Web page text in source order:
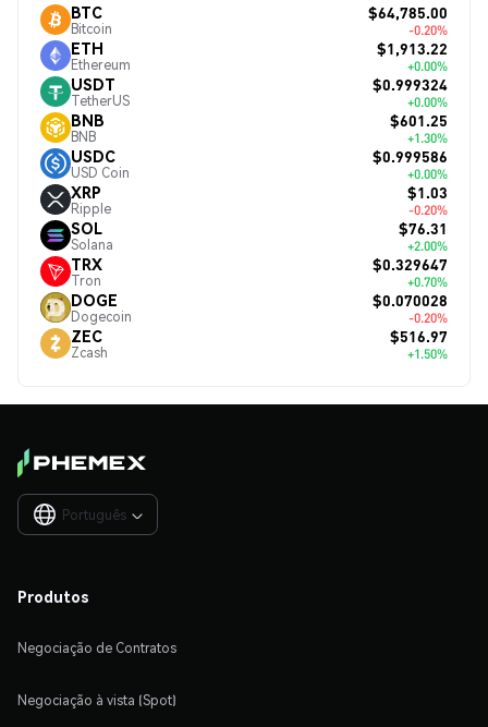
BTC
Bitcoin
$64,785.00
-0.20%
ETH
Ethereum
$1,913.22
+0.00%
USDT
TetherUS
$0.999324
+0.00%
BNB
BNB
$601.25
+1.30%
USDC
USD Coin
$0.999586
+0.00%
XRP
Ripple
$1.03
-0.20%
SOL
Solana
$76.31
+2.00%
TRX
Tron
$0.329647
+0.70%
DOGE
Dogecoin
$0.070028
-0.20%
ZEC
Zcash
$516.97
+1.50%
Português 
Produtos
Negociação de Contratos
Negociação à vista (Spot)